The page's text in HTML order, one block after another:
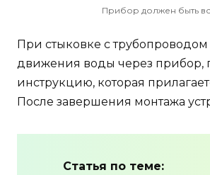
Прибор должен быть
При стыковке с
движения воды через прибор,
инструкцию, которая
После завершения монтажа
Статья по теме: